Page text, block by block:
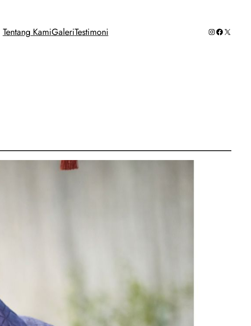
Tentang KamiGaleriTestimoni Instagram
Facebook
X